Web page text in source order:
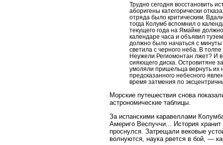
Трудно сегодня восстановить
аборигены категорически
отряда было критическим.
тогда Колумб вспомнил о
текущего года на Ямайке
календаре часа и объявил
должно было начаться с
светила с черного неба. В
Неужели Региомонтан лжет? И в
сияющего диска. Островитяне
умоляли пришельца вернуть их
предсказанного небесного
время затмения по
Морские путешествия снова
астрономические таблицы.
За испанскими каравеллами
Америго Веспуччи... История
проснулся. Затрещали вековые
волнуются, наука рвется в бой, —